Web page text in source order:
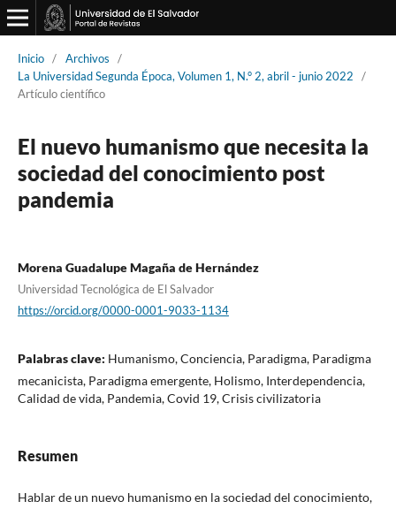
Inicio / Archivos
/
La Universidad Segunda Época, Volumen 1, N.° 2, abril - junio 2022
/
Artículo científico
El nuevo humanismo que necesita la
sociedad del conocimiento post
pandemia
Morena Guadalupe Magaña de Hernández
Universidad Tecnológica de El Salvador
https://orcid.org/0000-0001-9033-1134
Palabras clave: Humanismo, Conciencia, Paradigma, Paradigma
mecanicista, Paradigma emergente, Holismo, Interdependencia,
Calidad de vida, Pandemia, Covid 19, Crisis civilizatoria
Resumen
Hablar de un nuevo humanismo en la sociedad del conocimiento,